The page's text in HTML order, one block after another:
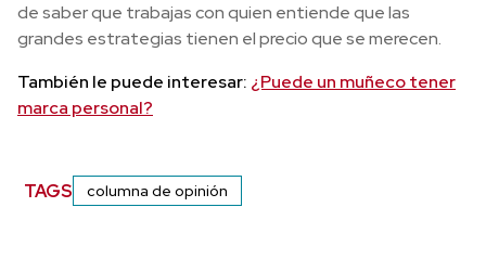
de saber que trabajas con quien entiende que las
grandes estrategias tienen el precio que se merecen.
También le puede interesar: ¿Puede un muñeco tener
marca personal?
TAGS columna de opinión